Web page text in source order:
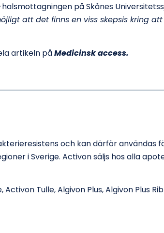
på Skånes
att det finns en viss skepsis kring
artikeln påMedicinsk access.
och kan därför användas
i Sverige. Activon säljs hos alla
,Activon Tulle,Algivon Plus,Algivon Plus